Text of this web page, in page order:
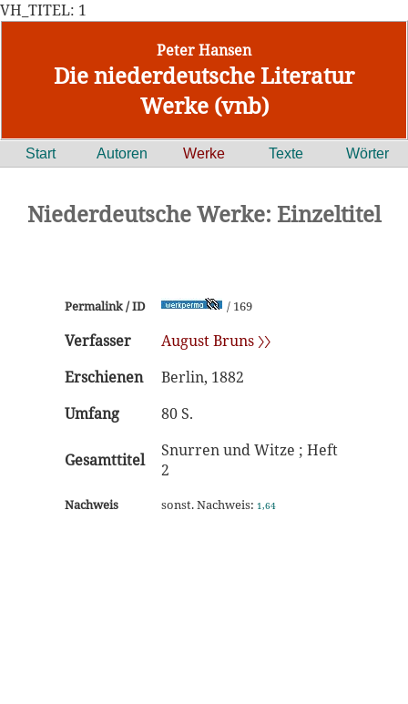
VH_TITEL: 1
Peter Hansen
Die niederdeutsche Literatur
Werke (vnb)
Start Autoren Werke Texte Wörter
Niederdeutsche Werke: Einzeltitel
Permalink / ID / 169
Verfasser
August Bruns 〉〉
Erschienen
Berlin, 1882
Umfang
80 S.
Gesamttitel
Snurren und Witze ; Heft
2
Nachweis sonst. Nachweis: 1,64